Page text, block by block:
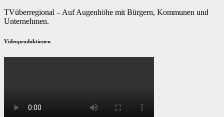
TVüberregional – Auf Augenhöhe mit Bürgern, Kommunen und
Unternehmen.
Videoproduktionen